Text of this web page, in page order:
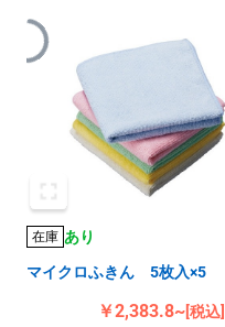
在庫 あり
マイクロふきん 5枚入×5
￥2,383.8~[税込]